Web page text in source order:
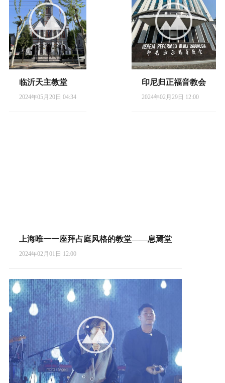
临沂天主教堂
2024年05月20日 04:34
印尼归正福音教会
2024年02月29日 12:00
上海唯一一座拜占庭风格的教堂——息焉堂
2024年02月01日 12:00